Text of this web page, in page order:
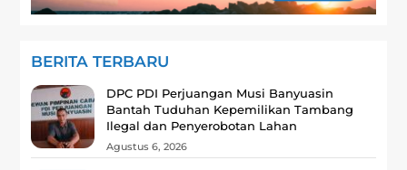
BERITA TERBARU
DPC PDI Perjuangan Musi Banyuasin
Bantah Tuduhan Kepemilikan Tambang
Ilegal dan Penyerobotan Lahan
Agustus 6, 2026